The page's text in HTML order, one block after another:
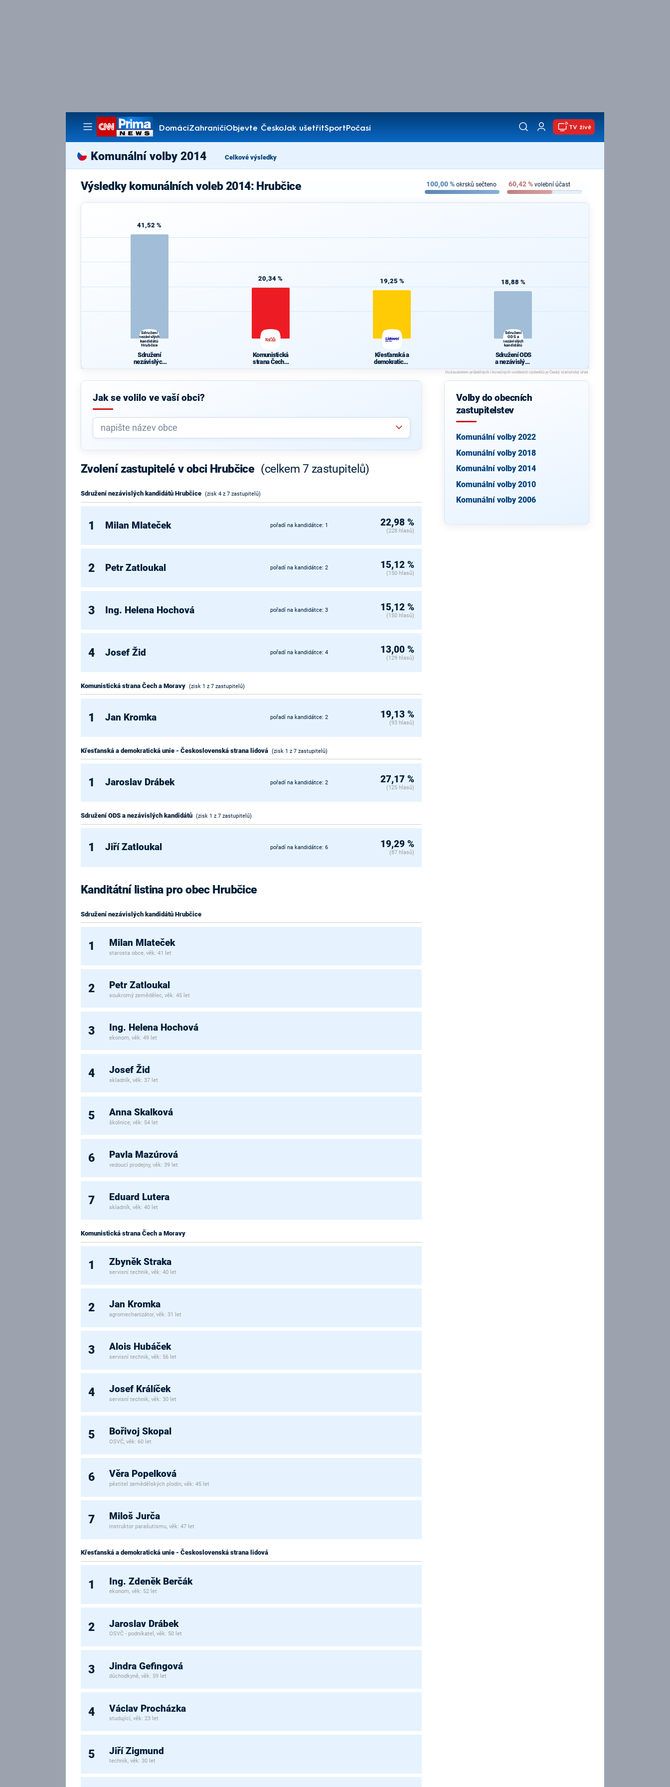
DomácíZahraničíObjevte ČeskoJak ušetřitSportPočasí
Pořady
TV živě
Komunální volby 2014 Celkové výsledky
Výsledky komunálních voleb 2014: Hrubčice 100,00% okrsků sečteno 60,42% volební účast
41,52 %
Sdružení
nezávislých
kandidátů
Hrubčice
Sdružení
nezávislých
20,34 %
Komunistická
strana Čech a
19,25 %
Křesťanská a
demokratická
unie -
ká strana
18,88 %
Sdružení
ODS a
nezávislých
kandidátů
Sdružení ODS
a nezávislých
kandidátů
Jak se volilo ve vaší obci?
Zvolení zastupitelé v obci Hrubčice (celkem 7 zastupitelů)
Sdružení nezávislých kandidátů Hrubčice (zisk 4 z 7 zastupitelů)
1 Milan Mlateček pořadí na kandidátce: 1 22,98 %
(228 hlasů)
2 Petr Zatloukal pořadí na kandidátce: 2 15,12 %
(150 hlasů)
3 Ing. Helena Hochová pořadí na kandidátce: 3 15,12 %
(150 hlasů)
4 Josef Žid pořadí na kandidátce: 4 13,00 %
(129 hlasů)
Komunistická strana Čech a Moravy (zisk 1 z 7 zastupitelů)
1 Jan Kromka pořadí na kandidátce: 2 19,13 %
(93 hlasů)
Křesťanská a demokratická unie - Československá strana lidová (zisk 1 z 7 zastupitelů)
1 Jaroslav Drábek pořadí na kandidátce: 2 27,17 %
(125 hlasů)
Sdružení ODS a nezávislých kandidátů (zisk 1 z 7 zastupitelů)
1 Jiří Zatloukal pořadí na kandidátce: 6 19,29 %
(87 hlasů)
Kanditátní listina pro obec Hrubčice
Sdružení nezávislých kandidátů Hrubčice
1 Milan Mlateček
starosta obce, věk: 41 let
2 Petr Zatloukal
soukromý zemědělec, věk: 45 let
3 Ing. Helena Hochová
ekonom, věk: 49 let
4 Josef Žid
skladník, věk: 37 let
5 Anna Skalková
školnice, věk: 54 let
6 Pavla Mazúrová
vedoucí prodejny, věk: 39 let
7 Eduard Lutera
skladník, věk: 40 let
Komunistická strana Čech a Moravy
1 Zbyněk Straka
servisní technik, věk: 40 let
2 Jan Kromka
agromechanizátor, věk: 31 let
3 Alois Hubáček
servisní technik, věk: 56 let
4 Josef Králíček
servisní technik, věk: 30 let
5 Bořivoj Skopal
OSVČ, věk: 60 let
6 Věra Popelková
pěstitel zemědělských plodin, věk: 45 let
7 Miloš Jurča
instruktor parašutismu, věk: 47 let
Křesťanská a demokratická unie - Československá strana lidová
1 Ing. Zdeněk Berčák
ekonom, věk: 52 let
2 Jaroslav Drábek
OSVČ - podnikatel, věk: 50 let
3 Jindra Gefingová
důchodkyně, věk: 59 let
4 Václav Procházka
studující, věk: 23 let
5 Jiří Zigmund
technik, věk: 30 let
Volby do obecních
zastupitelstev
Komunální volby 2022
Komunální volby 2018
Komunální volby 2014
Komunální volby 2010
Komunální volby 2006